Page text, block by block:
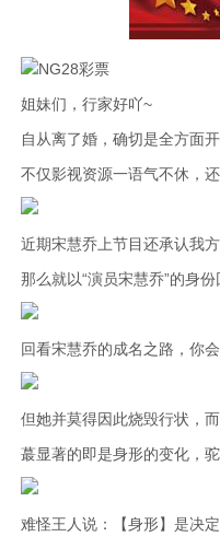
NG28彩票
姐妹们，行家好吖~
自从离了婚，确切是全方面开
不仅影视资源一语气不休，
近期宋慧乔上节目还承认我
那么就以“演员宋慧乔”的身
回看宋慧乔的成名之路，你
但她并莫得因此烧毁行状，
蕞显著的即是身形的变化，
难怪王人说：【身形】是决定